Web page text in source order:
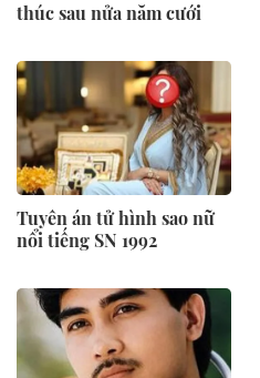
thúc sau nửa năm cưới
Tuyên án tử hình sao nữ
nổi tiếng SN 1992